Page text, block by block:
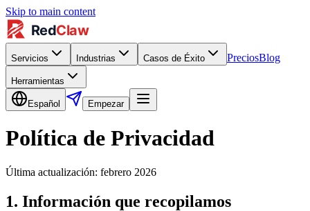
Skip to main content
Servicios Industrias Casos de Éxito PreciosBlog
Herramientas
Español Empezar
Política de Privacidad
Última actualización: febrero 2026
1. Información que recopilamos